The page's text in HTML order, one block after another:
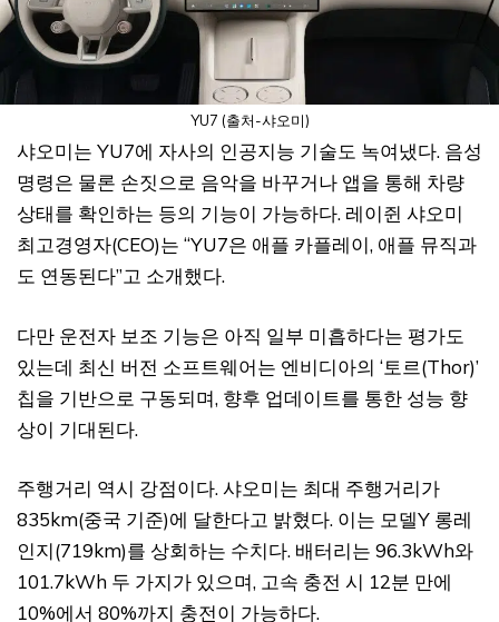
YU7 (출처-샤오미)
샤오미는 YU7에 자사의 인공지능 기술도 녹여냈다. 음성
명령은 물론 손짓으로 음악을 바꾸거나 앱을 통해 차량
상태를 확인하는 등의 기능이 가능하다. 레이쥔 샤오미
최고경영자(CEO)는 “YU7은 애플 카플레이, 애플 뮤직과
도 연동된다”고 소개했다.
다만 운전자 보조 기능은 아직 일부 미흡하다는 평가도
있는데 최신 버전 소프트웨어는 엔비디아의 ‘토르(Thor)’
칩을 기반으로 구동되며, 향후 업데이트를 통한 성능 향
상이 기대된다.
주행거리 역시 강점이다. 샤오미는 최대 주행거리가
835km(중국 기준)에 달한다고 밝혔다. 이는 모델Y 롱레
인지(719km)를 상회하는 수치다. 배터리는 96.3kWh와
101.7kWh 두 가지가 있으며, 고속 충전 시 12분 만에
10%에서 80%까지 충전이 가능하다.